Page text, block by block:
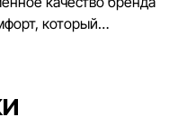
который
которые помогут
каждый день.